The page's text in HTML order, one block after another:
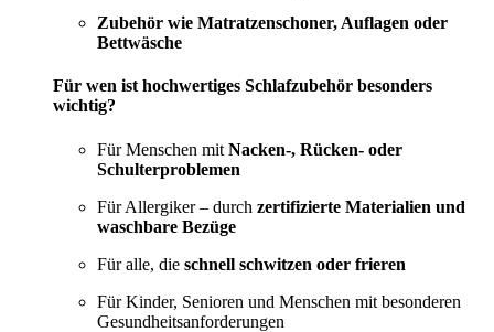
Zubehör wie Matratzenschoner, Auflagen oder
Bettwäsche
Für wen ist hochwertiges Schlafzubehör besonders
wichtig?
Für Menschen mit Nacken-, Rücken- oder
Schulterproblemen
Für Allergiker – durch zertifizierte Materialien und
waschbare Bezüge
Für alle, die schnell schwitzen oder frieren
Für Kinder, Senioren und Menschen mit besonderen
Gesundheitsanforderungen